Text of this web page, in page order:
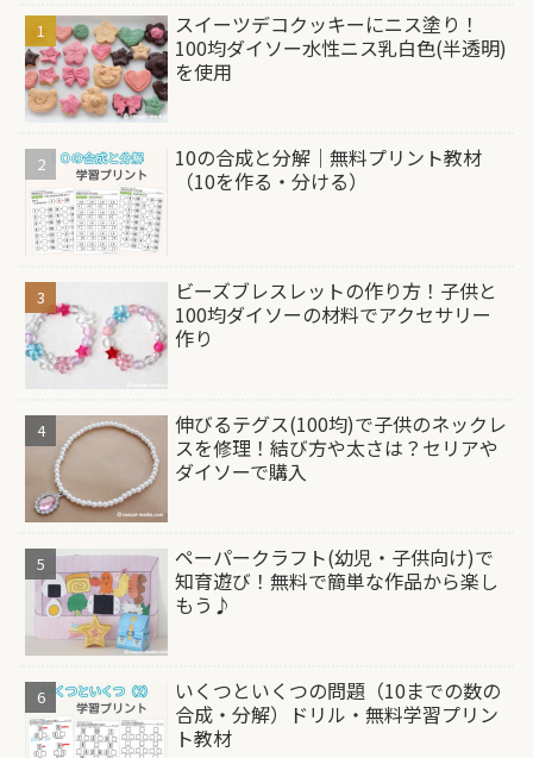
スイーツデコクッキーにニス塗り！
100均ダイソー水性ニス乳白色(半透明)
を使用
10の合成と分解｜無料プリント教材
（10を作る・分ける）
ビーズブレスレットの作り方！子供と
100均ダイソーの材料でアクセサリー
作り
伸びるテグス(100均)で子供のネックレ
スを修理！結び方や太さは？セリアや
ダイソーで購入
ペーパークラフト(幼児・子供向け)で
知育遊び！無料で簡単な作品から楽し
もう♪
いくつといくつの問題（10までの数の
合成・分解）ドリル・無料学習プリン
ト教材